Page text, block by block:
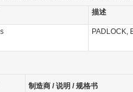
描述
PADLOCK,
制造商 / 说明 / 规格书